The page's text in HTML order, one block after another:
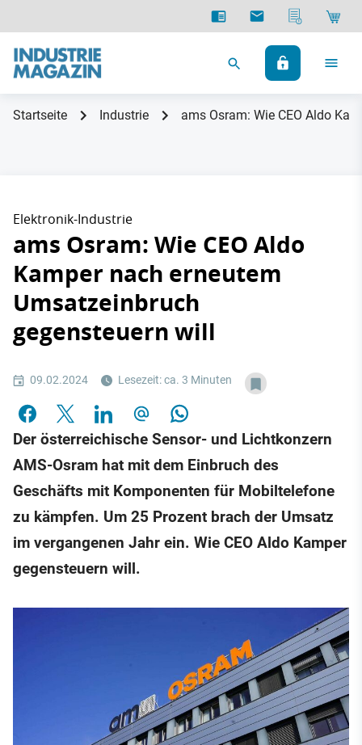
Startseite Industrie ams Osram: Wie CEO Aldo
Elektronik-Industrie
ams Osram: Wie CEO Aldo
Kamper nach erneutem
Umsatzeinbruch
gegensteuern will
09.02.2024 Lesezeit: ca. 3 Minuten
Der österreichische Sensor- und Lichtkonzern
AMS-Osram hat mit dem Einbruch des
Geschäfts mit Komponenten für Mobiltelefone
zu kämpfen. Um 25 Prozent brach der Umsatz
im vergangenen Jahr ein. Wie CEO Aldo Kamper
gegensteuern will.